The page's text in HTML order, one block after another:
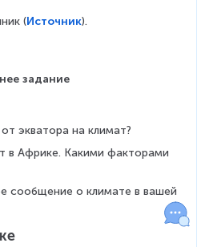
(Источник).
задание
экватора на климат?
в Африке. Какими факторами
сообщение о климате в вашей